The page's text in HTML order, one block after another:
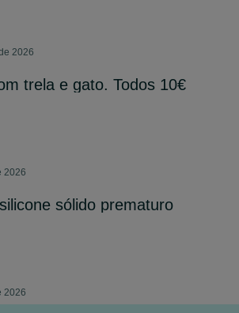
2026
trela e gato. Todos 10€
2026
sólido prematuro
2026